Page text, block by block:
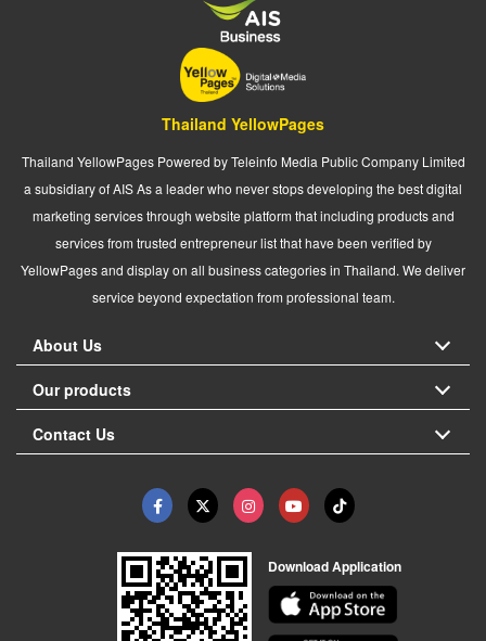
Thailand YellowPages
Thailand YellowPages Powered by Teleinfo Media Public Company Limited
a subsidiary of AIS As a leader who never stops developing the best digital
marketing services through website platform that including products and
services from trusted entrepreneur list that have been verified by
YellowPages and display on all business categories in Thailand. We deliver
service beyond expectation from professional team.
About Us
Our products
Contact Us
Download Application